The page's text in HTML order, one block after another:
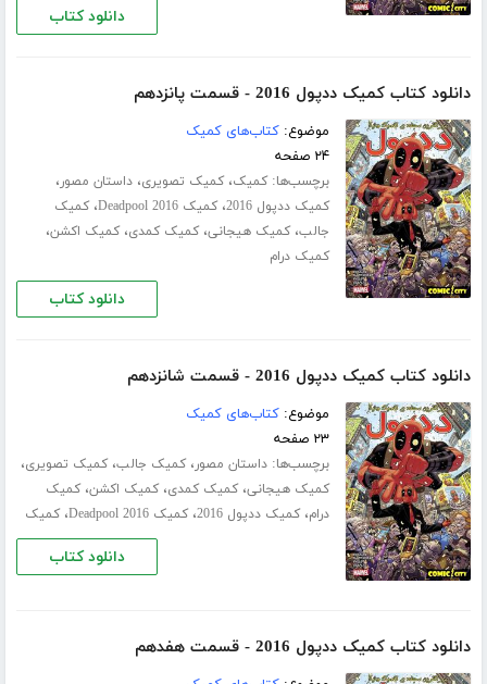
دانلود کتاب
دانلود کتاب کمیک ددپول 2016 - قسمت پانزدهم
موضوع:کتاب‌های کمیک
۲۴ صفحه
برچسب‌ها:کمیک،کمیک تصویری،داستان مصور،
کمیک ددپول 2016 ،کمیک Deadpool 2016 ،کمیک
جالب،کمیک هیجانی،کمیک کمدی،کمیک اکشن،
کمیک درام
دانلود کتاب
دانلود کتاب کمیک ددپول 2016 - قسمت شانزدهم
موضوع:کتاب‌های کمیک
۲۳ صفحه
برچسب‌ها:داستان مصور،کمیک جالب،کمیک تصویری،
کمیک هیجانی،کمیک کمدی،کمیک اکشن،کمیک
درام،کمیک ددپول 2016 ،کمیک Deadpool 2016 ،کمیک
دانلود کتاب
دانلود کتاب کمیک ددپول 2016 - قسمت هفدهم